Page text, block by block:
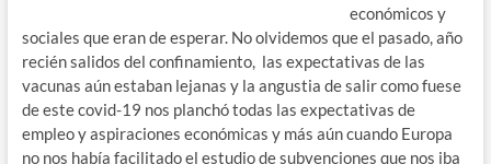
económicos y
sociales que eran de esperar. No olvidemos que el pasado, año
recién salidos del confinamiento, las expectativas de las
vacunas aún estaban lejanas y la angustia de salir como fuese
de este covid-19 nos planchó todas las expectativas de
empleo y aspiraciones económicas y más aún cuando Europa
no nos había facilitado el estudio de subvenciones que nos iba